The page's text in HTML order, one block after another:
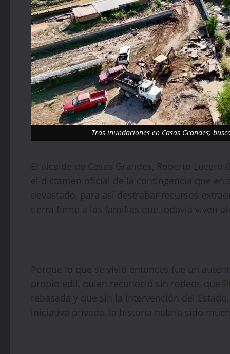
Tras inundaciones en Casas Grandes;
El alcalde de Casas Grandes, Roberto
el dictamen oficial de la contingencia que
devastado, para así destrabar recursos
tierra firme a las familias que todavía viven
Porque lo que se vivió entonces fue un
propio edil, quien reconoció sin rodeos que
rebasada y que sin la intervención del
iniciativa privada, la historia habría sido